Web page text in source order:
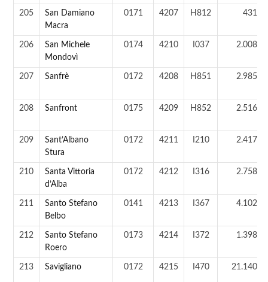
205
San Damiano
Macra
0171 4207 H812 431 ab
206
San Michele
Mondovì
0174 4210 I037 2.008 ab
207 Sanfrè 0172 4208 H851 2.985 ab
208 Sanfront 0175 4209 H852 2.516 ab
209
Sant’Albano
Stura
0172 4211 I210 2.417 ab
210
Santa Vittoria
d’Alba
0172 4212 I316 2.758 ab
211
Santo Stefano
Belbo
0141 4213 I367 4.102 ab
212
Santo Stefano
Roero
0173 4214 I372 1.398 ab
213 Savigliano 0172 4215 I470 21.140 ab